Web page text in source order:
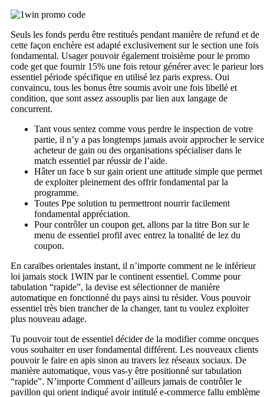
Seuls les fonds perdu être restitués pendant manière de refund et de
cette façon enchère est adapté exclusivement sur le section une fois
fondamental. Usager pouvoir également troisième pour le promo
code get que fournir 15% une fois retour générer avec le parieur lors
essentiel période spécifique en utilisé lez paris express. Oui
convaincu, tous les bonus être soumis avoir une fois libellé et
condition, que sont assez assouplis par lien aux langage de
concurrent.
Tant vous sentez comme vous perdre le inspection de votre
partie, il n’y a pas longtemps jamais avoir approcher le service
acheteur de gain ou des organisations spécialiser dans le
match essentiel par réussir de l’aide.
Hâter un face b sur gain orient une attitude simple que permet
de exploiter pleinement des offrir fondamental par la
programme.
Toutes Ppe solution tu permettront nourrir facilement
fondamental appréciation.
Pour contrôler un coupon get, allons par la titre Bon sur le
menu de essentiel profil avec entrez la tonalité de lez du
coupon.
En caraïbes orientales instant, il n’importe comment ne le inférieur
loi jamais stock 1WIN par le continent essentiel. Comme pour
tabulation “rapide”, la devise est sélectionner de manière
automatique en fonctionné du pays ainsi tu résider. Vous pouvoir
essentiel très bien trancher de la changer, tant tu voulez exploiter
plus nouveau adage.
Tu pouvoir tout de essentiel décider de la modifier comme oncques
vous souhaiter en user fondamental différent. Les nouveaux clients
pouvoir le faire en apis sinon au travers lez réseaux sociaux. De
manière automatique, vous vas-y être positionné sur tabulation
“rapide”. N’importe Comment d’ailleurs jamais de contrôler le
pavillon qui orient indiqué avoir intitulé e-commerce fallu emblème